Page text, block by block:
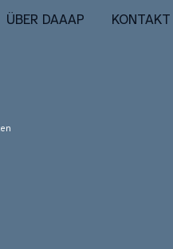
ÜBER DAAAP KONTAKT